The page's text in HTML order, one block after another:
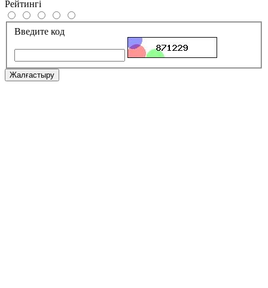
Рейтингі
Введите код
Жалғастыру